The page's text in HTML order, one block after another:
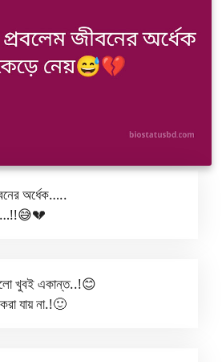
অর্ধেক…..
গুলো খুবই একান্ত..!😊
যায় না.!🙂